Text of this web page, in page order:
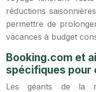
réductions
permettre de
vacances à budget
Booking.com et
spécifiques pour
Les géants de la